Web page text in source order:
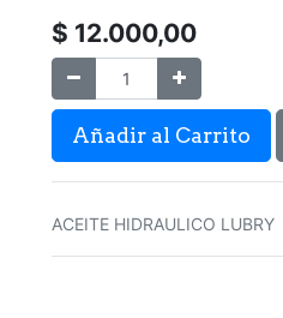
$ 12.000,00
Añadir al Carrito
ACEITE HIDRAULICO LUBRY